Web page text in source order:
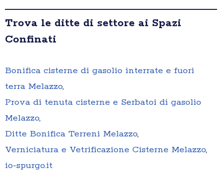
Trova le ditte di settore ai Spazi
Confinati
Bonifica cisterne di gasolio interrate e fuori
terra Melazzo,
Prova di tenuta cisterne e Serbatoi di gasolio
Melazzo,
Ditte Bonifica Terreni Melazzo,
Verniciatura e Vetrificazione Cisterne Melazzo,
io-spurgo.it